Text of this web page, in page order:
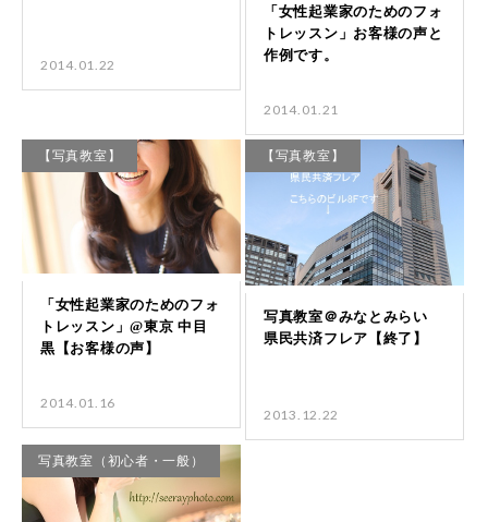
2014.01.22
2014.01.21
【写真教室】
2014.01.16
【写真教室】
2013.12.22
写真教室（初心者・一般）